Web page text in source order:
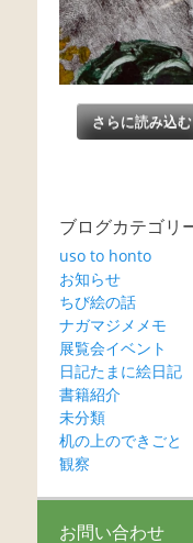
さらに読み込む
ブログカテゴリ
uso to honto
お知らせ
ちび絵の話
ナガマジメメモ
展覧会イベント
日記たまに絵日記
書籍紹介
未分類
机の上のできごと
観察
お問い合わせ